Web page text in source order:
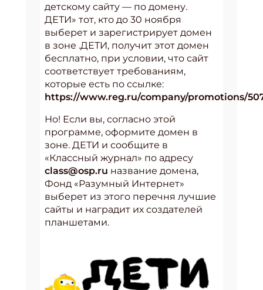
детскому сайту — по домену.
ДЕТИ» тот, кто до 30 ноября
выберет и зарегистрирует домен
в зоне .ДЕТИ, получит этот домен
бесплатно, при условии, что сайт
соответствует требованиям,
которые есть по ссылке:
https://www.reg.ru/company/promotions/
Но! Если вы, согласно этой
программе, оформите домен в
зоне. ДЕТИ и сообщите в
«Классный журнал» по адресу
class@osp.ru название домена,
Фонд «Разумный Интернет»
выберет из этого перечня лучшие
сайты и наградит их создателей
планшетами.